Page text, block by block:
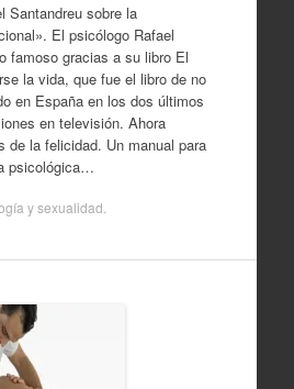
Santandreu sobre la
El psicólogo Rafael
famoso gracias a su libro El
la vida, que fue el libro de no
en España en los dos últimos
en televisión. Ahora
de la felicidad. Un manual para
psicológica…
y sexualidad